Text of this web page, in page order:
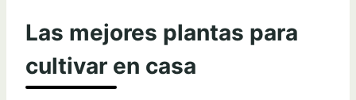
Las mejores plantas para
cultivar en casa